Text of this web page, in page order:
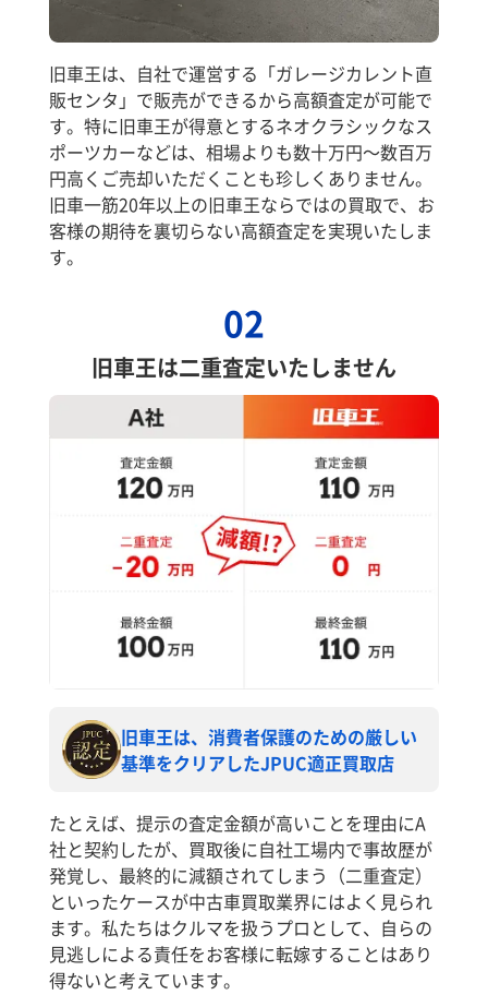
旧車王は、自社で運営する「ガレージカレント直
販センタ」で販売ができるから高額査定が可能で
す。特に旧車王が得意とするネオクラシックなス
ポーツカーなどは、相場よりも数十万円～数百万
円高くご売却いただくことも珍しくありません。
旧車一筋20年以上の旧車王ならではの買取で、お
客様の期待を裏切らない高額査定を実現いたしま
す。
02
旧車王は二重査定いたしません
旧車王は、消費者保護のための厳しい
基準をクリアしたJPUC適正買取店
たとえば、提示の査定金額が高いことを理由にA
社と契約したが、買取後に自社工場内で事故歴が
発覚し、最終的に減額されてしまう（二重査定）
といったケースが中古車買取業界にはよく見られ
ます。私たちはクルマを扱うプロとして、自らの
見逃しによる責任をお客様に転嫁することはあり
得ないと考えています。